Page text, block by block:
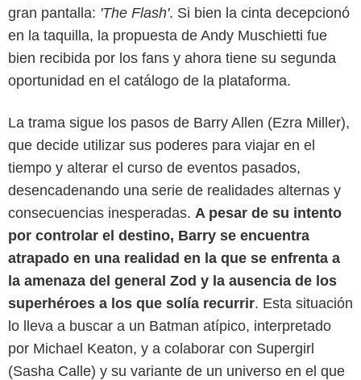
gran pantalla: 'The Flash'. Si bien la cinta decepcionó
en la taquilla, la propuesta de Andy Muschietti fue
bien recibida por los fans y ahora tiene su segunda
oportunidad en el catálogo de la plataforma.
La trama sigue los pasos de Barry Allen (Ezra Miller),
que decide utilizar sus poderes para viajar en el
tiempo y alterar el curso de eventos pasados,
desencadenando una serie de realidades alternas y
consecuencias inesperadas. A pesar de su intento
por controlar el destino, Barry se encuentra
atrapado en una realidad en la que se enfrenta a
la amenaza del general Zod y la ausencia de los
superhéroes a los que solía recurrir. Esta situación
lo lleva a buscar a un Batman atípico, interpretado
por Michael Keaton, y a colaborar con Supergirl
(Sasha Calle) y su variante de un universo en el que